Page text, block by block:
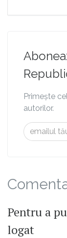
Primește
autorilor.
Pentru a
logat